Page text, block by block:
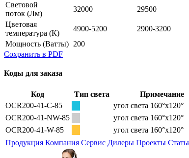
Световой
поток (Лм)
32000 29500
Цветовая
температура (К)
4900-5200 2900-3200
Мощность (Ватты) 200
Сохранить в PDF
Коды для заказа
Код Тип света
Примечание
OCR200-41-С-85
угол света 160°х120°
OCR200-41-NW-85
угол света 160°х120°
OCR200-41-W-85
угол света 160°х120°
Продукция Компания Сервис Дилеры Проекты